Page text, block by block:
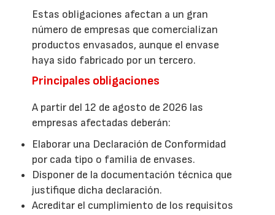
Estas obligaciones afectan a un gran
número de empresas que comercializan
productos envasados, aunque el envase
haya sido fabricado por un tercero.
Principales obligaciones
A partir del 12 de agosto de 2026 las
empresas afectadas deberán:
Elaborar una Declaración de Conformidad
por cada tipo o familia de envases.
Disponer de la documentación técnica que
justifique dicha declaración.
Acreditar el cumplimiento de los requisitos